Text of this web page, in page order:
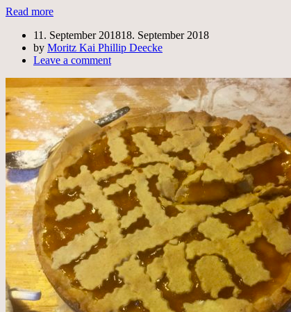
Read more
11. September 201818. September 2018
by Moritz Kai Phillip Deecke
Leave a comment